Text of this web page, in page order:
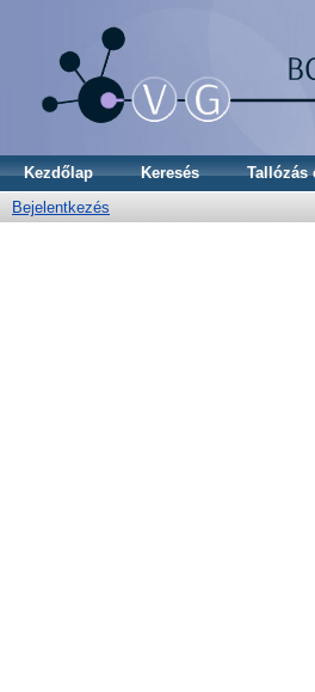
Kezdőlap Keresés Tallózás
Bejelentkezés